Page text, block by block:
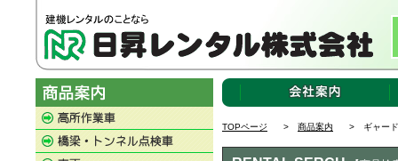
TOPページ > 商品案内 > ギャード